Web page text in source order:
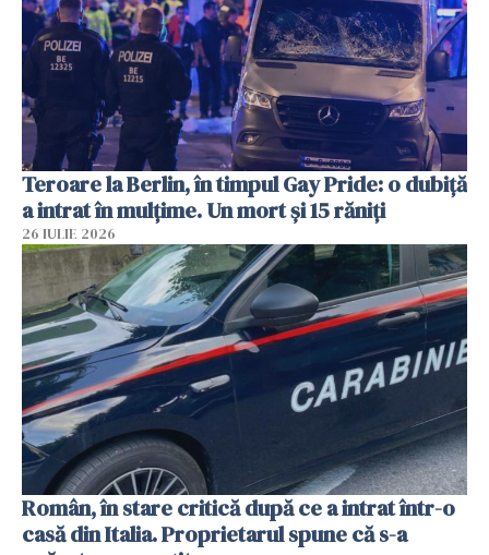
Teroare la Berlin, în timpul Gay Pride: o dubiță
a intrat în mulțime. Un mort și 15 răniți
26 IULIE 2026
Român, în stare critică după ce a intrat într-o
casă din Italia. Proprietarul spune că s-a